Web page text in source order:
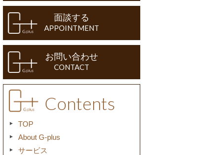
面談する
APPOINTMENT
お問い合わせ
CONTACT
Contents
TOP
About G-plus
サービス